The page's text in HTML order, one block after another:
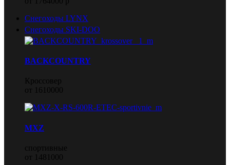
Снегоходы LYNX
Снегоходы SKI-DOO
BACKCOUNTRY
Кроссовер
от 1610000
MXZ
спортивные
от 1481000